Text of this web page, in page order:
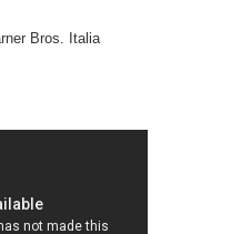
Bros. Italia